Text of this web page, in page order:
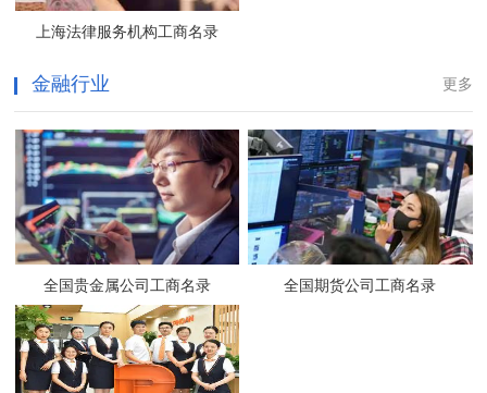
上海法律服务机构工商名录
更多
金融行业
全国贵金属公司工商名录 全国期货公司工商名录